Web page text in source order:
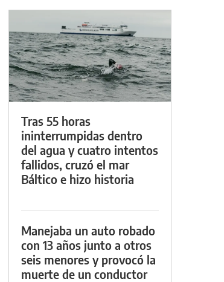
Tras 55 horas
ininterrumpidas dentro
del agua y cuatro intentos
fallidos, cruzó el mar
Báltico e hizo historia
Manejaba un auto robado
con 13 años junto a otros
seis menores y provocó la
muerte de un conductor